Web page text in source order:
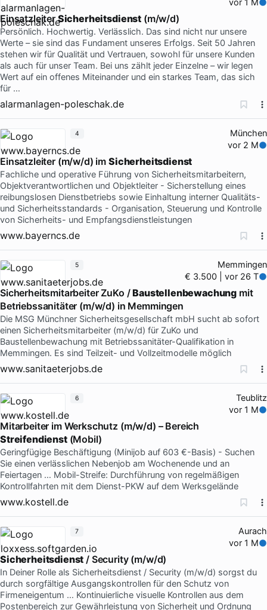
vor 1 M
EinsatzleiterSicherheitsdienst (m/w/d)
Persönlich. Hochwertig. Verlässlich. Das sind nicht nur unsere
Werte – sie sind das Fundament unseres Erfolgs. Seit 50 Jahren
stehen wir für Qualität und Vertrauen, sowohl für unsere Kunden
als auch für unser Team. Bei uns zählt jeder Einzelne – wir legen
Wert auf ein offenes Miteinander und ein starkes Team, das sich
für …
alarmanlagen-poleschak.de
München
vor 2 M
Einsatzleiter (m/w/d) im Sicherheitsdienst
Fachliche und operative Führung von Sicherheitsmitarbeitern,
Objektverantwortlichen und Objektleiter - Sicherstellung eines
reibungslosen Dienstbetriebs sowie Einhaltung interner Qualitäts-
und Sicherheitsstandards - Organisation, Steuerung und Kontrolle
von Sicherheits- und Empfangsdienstleistungen
www.bayerncs.de
4
Memmingen
€ 3.500 | vor 26 T
Sicherheitsmitarbeiter ZuKo /Baustellenbewachung mit
Betriebssanitäter (m/w/d) in Memmingen
Die MSG Münchner Sicherheitsgesellschaft mbH sucht ab sofort
einen Sicherheitsmitarbeiter (m/w/d) für ZuKo und
Baustellenbewachung mit Betriebssanitäter-Qualifikation in
Memmingen. Es sind Teilzeit- und Vollzeitmodelle möglich
www.sanitaeterjobs.de
5
Teublitz
vor 1 M
Mitarbeiter im Werkschutz (m/w/d) – Bereich
Streifendienst(Mobil)
Geringfügige Beschäftigung (Minijob auf 603 €-Basis) - Suchen
Sie einen verlässlichen Nebenjob am Wochenende und an
Feiertagen … Mobil-Streife: Durchführung von regelmäßigen
Kontrollfahrten mit dem Dienst-PKW auf dem Werksgelände
www.kostell.de
6
Aurach
vor 1 M
Sicherheitsdienst / Security (m/w/d)
In Deiner Rolle als Sicherheitsdienst / Security (m/w/d) sorgst du
durch sorgfältige Ausgangskontrollen für den Schutz von
Firmeneigentum … Kontinuierliche visuelle Kontrollen aus dem
Postenbereich zur Gewährleistung von Sicherheit und Ordnung
7